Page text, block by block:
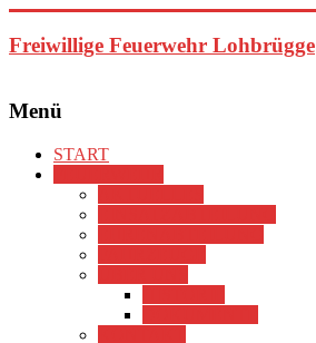
Inhalt
springen
Freiwillige Feuerwehr Lohbrügge
Menü
START